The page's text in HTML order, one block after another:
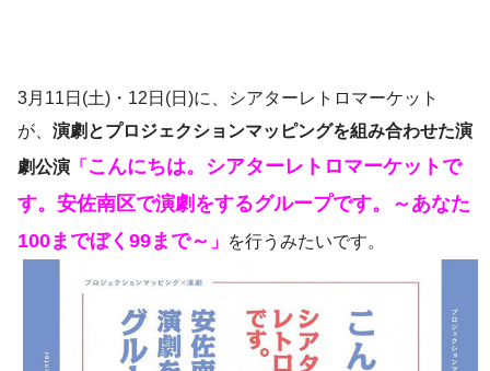
3月11日(土)・12日(日)に、シアターレトロマーケット
が、 演劇とプロジェクションマッピングを組み合わせた演
劇公演 「 こんにちは。シアターレトロマーケットで
す。安佐南区で演劇をするグループです。～あなた
100までぼく99まで～ 」 を行うみたいです。